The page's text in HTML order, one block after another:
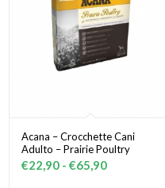
Acana – Crocchette Cani
Adulto – Prairie Poultry
€22,90 - €65,90Fascia